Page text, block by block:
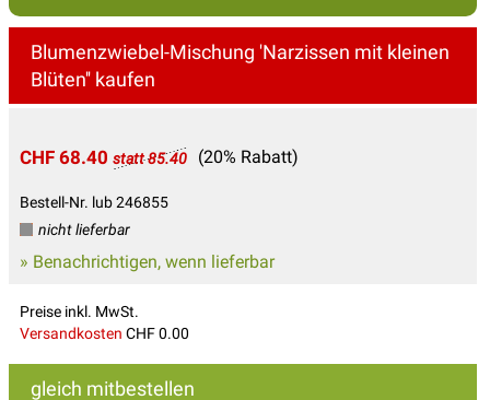
Blumenzwiebel-Mischung 'Narzissen mit kleinen
Blüten'' kaufen
CHF 68.40 statt 85.40 (20% Rabatt)
Bestell-Nr. lub 246855
nicht lieferbar
» Benachrichtigen, wenn lieferbar
Preise inkl. MwSt.
Versandkosten CHF 0.00
gleich mitbestellen